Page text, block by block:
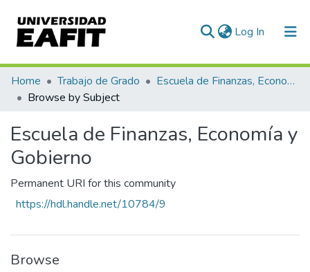
Log In (current)
Communities & Collections
All of DSpace
Home Trabajo de Grado
Escuela de Finanzas, Economía y Gobierno
Browse by Subject
Escuela de Finanzas, Economía y
Gobierno
Permanent URI for this community
https://hdl.handle.net/10784/9
Browse